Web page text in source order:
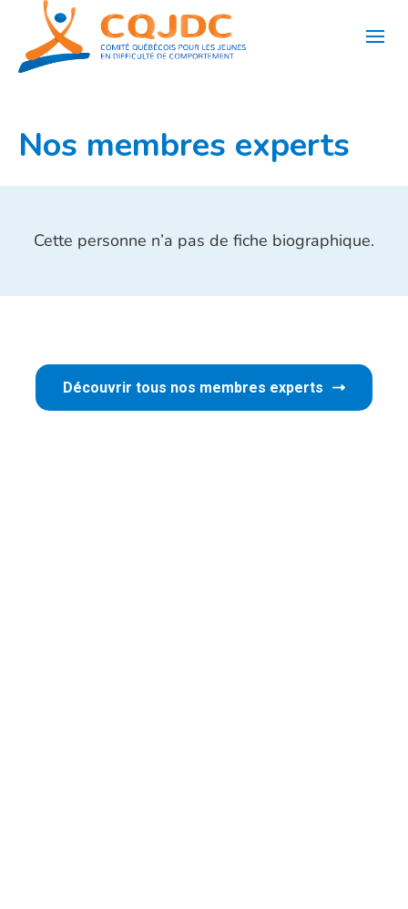
contenu
Nos membres experts
Cette personne n’a pas de fiche biographique.
Découvrir tous nos membres experts